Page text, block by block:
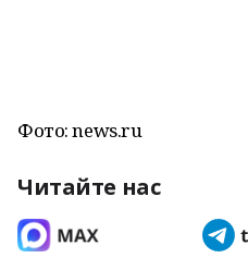
Фото: news.ru
Читайте нас